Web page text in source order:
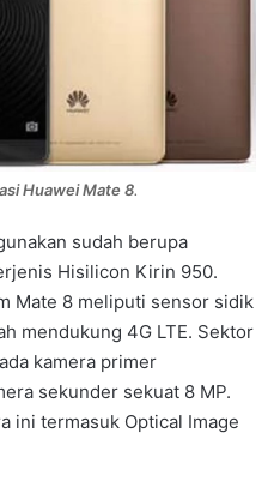
Huawei Mate 8.
sudah berupa
Hisilicon Kirin 950.
Mate 8 meliputi sensor sidik
mendukung 4G LTE. Sektor
kamera primer
sekunder sekuat 8 MP.
ini termasuk Optical Image